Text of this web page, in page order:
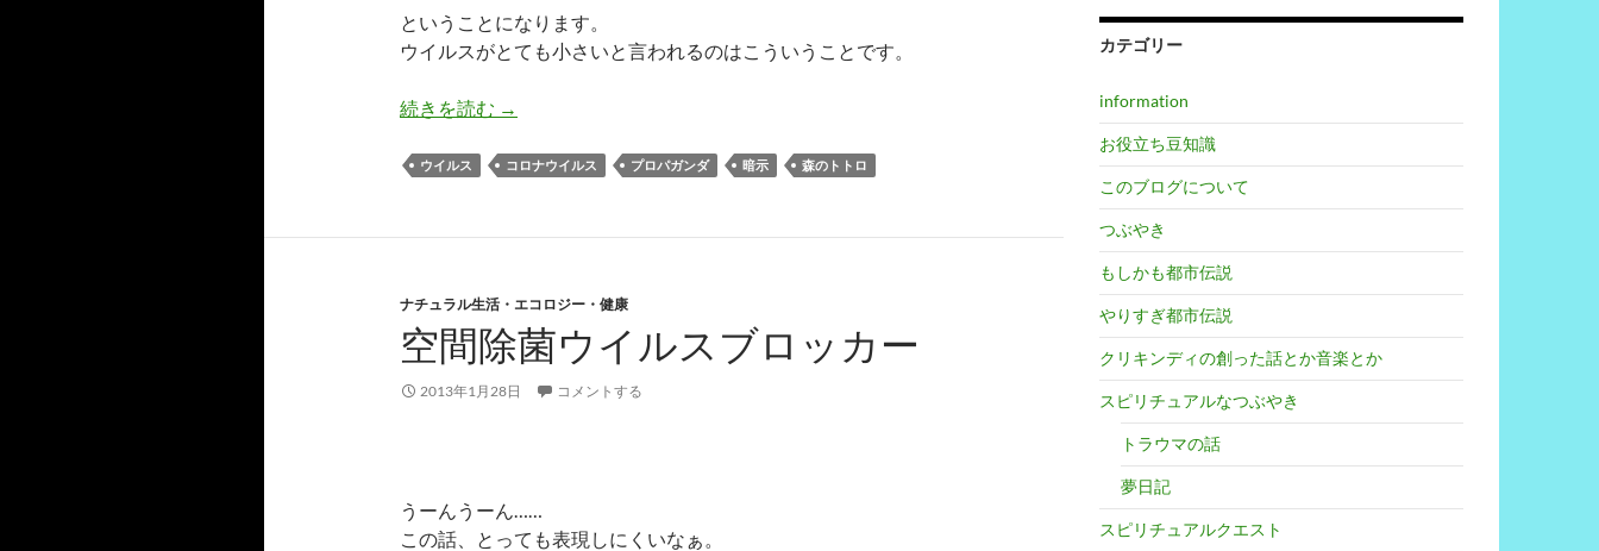
ということになります。
ウイルスがとても小さいと言われるのはこういうことです。
続きを読む ウイルスと菌の違いを知らない人が多いみたいなので簡単に説明してみる
→
ウイルス コロナウイルス プロパガンダ 暗示 森のトトロ
ナチュラル生活・エコロジー・健康
空間除菌ウイルスブロッカー
2013年1月28日 コメントする
うーんうーん……
この話、とっても表現しにくいなぁ。
カテゴリー
information
お役立ち豆知識
このブログについて
つぶやき
もしかも都市伝説
やりすぎ都市伝説
クリキンディの創った話とか音楽とか
スピリチュアルなつぶやき
トラウマの話
夢日記
スピリチュアルクエスト